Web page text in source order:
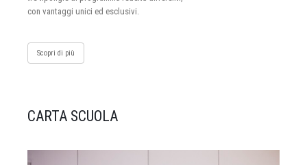
con vantaggi unici ed esclusivi.
Scopri di più
CARTA SCUOLA